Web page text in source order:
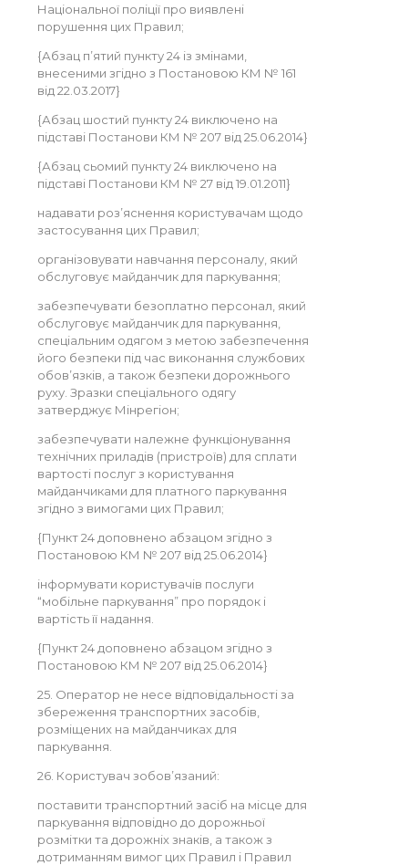
Національної поліції про виявлені
порушення цих Правил;
{Абзац п’ятий пункту 24 із змінами,
внесеними згідно з Постановою КМ № 161
від 22.03.2017}
{Абзац шостий пункту 24 виключено на
підставі Постанови КМ № 207 від 25.06.2014}
{Абзац сьомий пункту 24 виключено на
підставі Постанови КМ № 27 від 19.01.2011}
надавати роз’яснення користувачам щодо
застосування цих Правил;
організовувати навчання персоналу, який
обслуговує майданчик для паркування;
забезпечувати безоплатно персонал, який
обслуговує майданчик для паркування,
спеціальним одягом з метою забезпечення
його безпеки під час виконання службових
обов’язків, а також безпеки дорожнього
руху. Зразки спеціального одягу
затверджує Мінрегіон;
забезпечувати належне функціонування
технічних приладів (пристроїв) для сплати
вартості послуг з користування
майданчиками для платного паркування
згідно з вимогами цих Правил;
{Пункт 24 доповнено абзацом згідно з
Постановою КМ № 207 від 25.06.2014}
інформувати користувачів послуги
“мобільне паркування” про порядок і
вартість її надання.
{Пункт 24 доповнено абзацом згідно з
Постановою КМ № 207 від 25.06.2014}
25. Оператор не несе відповідальності за
збереження транспортних засобів,
розміщених на майданчиках для
паркування.
26. Користувач зобов’язаний:
поставити транспортний засіб на місце для
паркування відповідно до дорожньої
розмітки та дорожніх знаків, а також з
дотриманням вимог цих Правил і Правил